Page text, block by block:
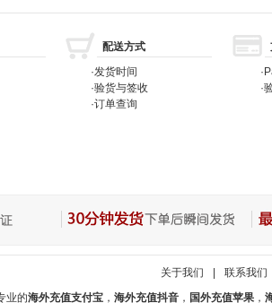
配送方式
·发货时间
·验货与签收
·订单查询
·
·
关于我们
联系我们
业的海外充值支付宝， 海外充值抖音， 国外充值苹果，